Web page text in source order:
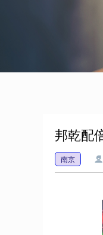
邦乾配
南京